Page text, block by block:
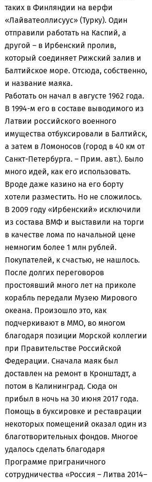
таких в Финляндии на верфи
«Лайватеоллисуус» (Турку). Один
отправили работать на Каспий, а
другой – в Ирбенский пролив,
который соединяет Рижский залив и
Балтийское море. Отсюда, собственно,
и название маяка.
Работать он начал в августе 1962 года.
В 1994-м его в составе выводимого из
Латвии российского военного
имущества отбуксировали в Балтийск,
а затем в Ломоносов (город в 40 км от
Санкт-Петербурга. – Прим. авт.). Было
много идей, как его использовать.
Вроде даже казино на его борту
хотели разместить. Но не сложилось.
В 2009 году «Ирбенский» исключили
из состава ВМФ и выставили на торги
в качестве лома по начальной цене
немногим более 1 млн рублей.
Покупателей, к счастью, не нашлось.
После долгих переговоров
простоявший много лет на приколе
корабль передали Музею Мирового
океана. Произошло это, как
подчеркивают в ММО, во многом
благодаря позиции Морской коллегии
при Правительстве Российской
Федерации. Сначала маяк был
доставлен на ремонт в Кронштадт, а
потом в Калининград. Сюда он
прибыл в ночь на 30 июня 2017 года.
Помощь в буксировке и реставрации
некоторых помещений оказал один из
благотворительных фондов. Многое
удалось сделать благодаря
Программе приграничного
сотрудничества «Россия – Литва 2014–